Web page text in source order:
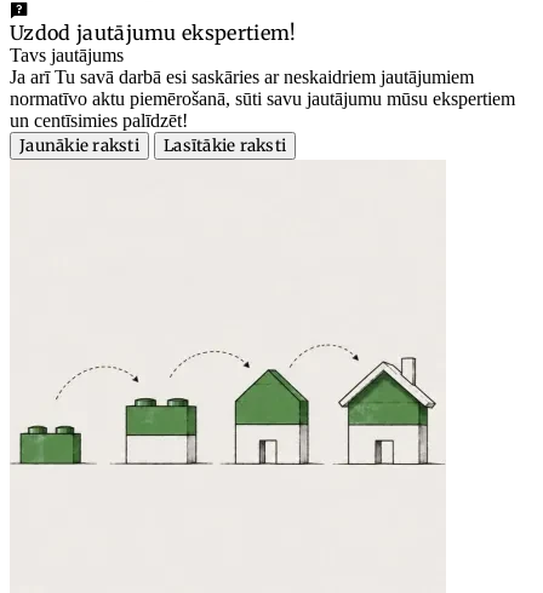
Uzdod jautājumu ekspertiem!
Tavs jautājums
Ja arī Tu savā darbā esi saskāries ar neskaidriem jautājumiem
normatīvo aktu piemērošanā, sūti savu jautājumu mūsu ekspertiem
un centīsimies palīdzēt!
Jaunākie raksti
Lasītākie raksti